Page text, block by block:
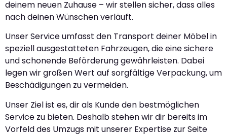
deinem neuen Zuhause – wir stellen sicher, dass alles
nach deinen Wünschen verläuft.
Unser Service umfasst den Transport deiner Möbel in
speziell ausgestatteten Fahrzeugen, die eine sichere
und schonende Beförderung gewährleisten. Dabei
legen wir großen Wert auf sorgfältige Verpackung, um
Beschädigungen zu vermeiden.
Unser Ziel ist es, dir als Kunde den bestmöglichen
Service zu bieten. Deshalb stehen wir dir bereits im
Vorfeld des Umzugs mit unserer Expertise zur Seite